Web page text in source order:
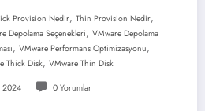
Provision Nedir, Thin Provision Nedir,
Depolama Seçenekleri, VMware Depolama
, VMware Performans Optimizasyonu,
Thick Disk, VMware Thin Disk
2024 0 Yorumlar